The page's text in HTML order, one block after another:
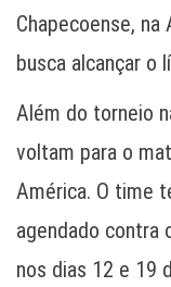
Chapecoense, na
busca alcançar o
Além do torneio
voltam para o
América. O time
agendado contra
nos dias 12 e 19